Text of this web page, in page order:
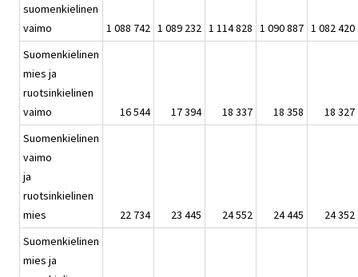
suomenkielinen
vaimo
1 088 742 1 089 232 1 114 828 1 090 887 1 082 420
Suomenkielinen
mies ja
ruotsinkielinen
vaimo
16 544 17 394 18 337 18 358
18 327
Suomenkielinen
vaimo
ja
ruotsinkielinen
mies
22 734 23 445 24 552 24 445
24 352
Suomenkielinen
mies ja